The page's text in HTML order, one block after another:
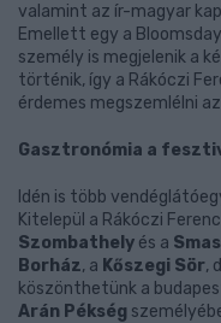
valamint az ír-magyar
Emellett egy a
személy is megjelenik a
történik, így a Rákóczi
érdemes megszemlélni
Gasztronómia a
Idén is több
Kitelepül a Rákóczi
Szombathely és a
Borház, a Kőszegi Sör,
köszönthetünk a
Arán Pékség